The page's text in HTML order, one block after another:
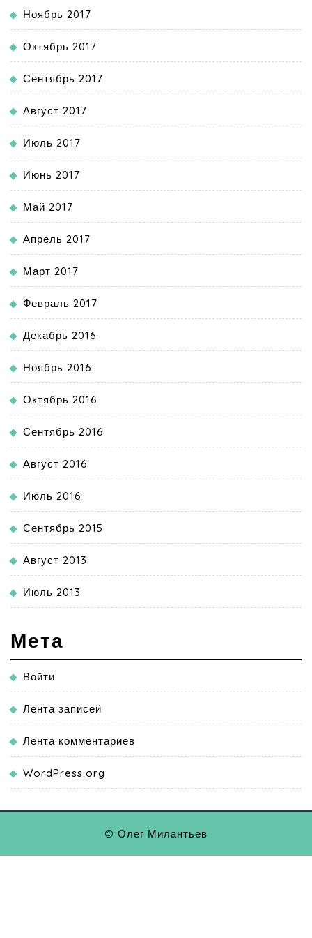
Ноябрь 2017
Октябрь 2017
Сентябрь 2017
Август 2017
Июль 2017
Июнь 2017
Май 2017
Апрель 2017
Март 2017
Февраль 2017
Декабрь 2016
Ноябрь 2016
Октябрь 2016
Сентябрь 2016
Август 2016
Июль 2016
Сентябрь 2015
Август 2013
Июль 2013
Мета
Войти
Лента записей
Лента комментариев
WordPress.org
© Олег Милантьев